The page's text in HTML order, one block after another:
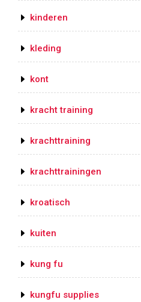
kinderen
kleding
kont
kracht training
krachttraining
krachttrainingen
kroatisch
kuiten
kung fu
kungfu supplies